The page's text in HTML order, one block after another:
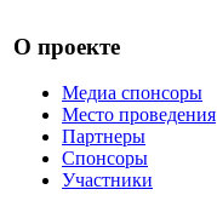
О проекте
Медиа спонсоры
Место проведения
Партнеры
Спонсоры
Участники